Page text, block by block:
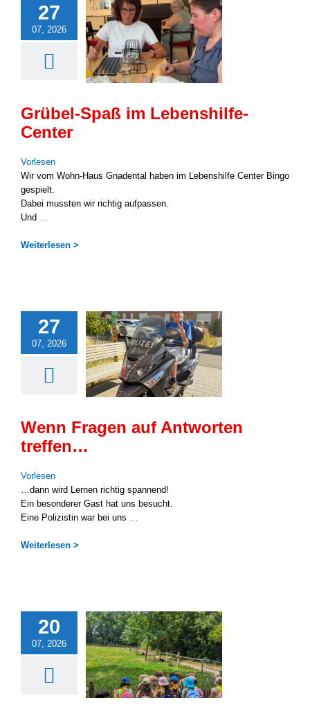
27
07, 2026
Grübel-Spaß im Lebenshilfe-
Center
Vor­le­sen
Wir vom Wohn-Haus Gna­den­tal haben im Lebens­hil­fe Cen­ter Bin­go
gespielt.
Dabei muss­ten wir rich­tig auf­pas­sen.
Und …
Wei­ter­le­sen >
27
07, 2026
Wenn Fragen auf Antworten
treffen…
Vor­le­sen
…dann wird Ler­nen rich­tig span­nend!
Ein beson­de­rer Gast hat uns besucht.
Eine Poli­zis­tin war bei uns …
Wei­ter­le­sen >
20
07, 2026